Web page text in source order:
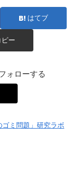
はてブ
ピー
ォローする
ゴミ問題」研究ラボ